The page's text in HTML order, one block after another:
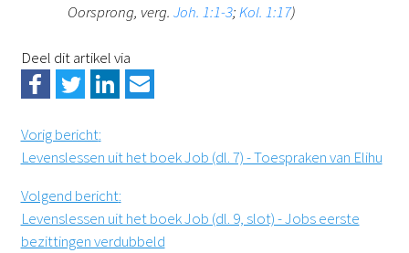
Oorsprong, verg. Joh. 1:1-3;Kol. 1:17)
Deel dit artikel via
Vorig bericht:
Levenslessen uit het boek Job (dl. 7) - Toespraken van Elihu
Volgend bericht:
Levenslessen uit het boek Job (dl. 9, slot) - Jobs eerste
bezittingen verdubbeld